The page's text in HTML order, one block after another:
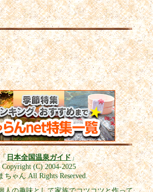
「日本全国温泉ガイド」
Copyright (C) 2004-2025
ちゃん All Rights Reserved.
人の趣味として家族でコツコツと作って